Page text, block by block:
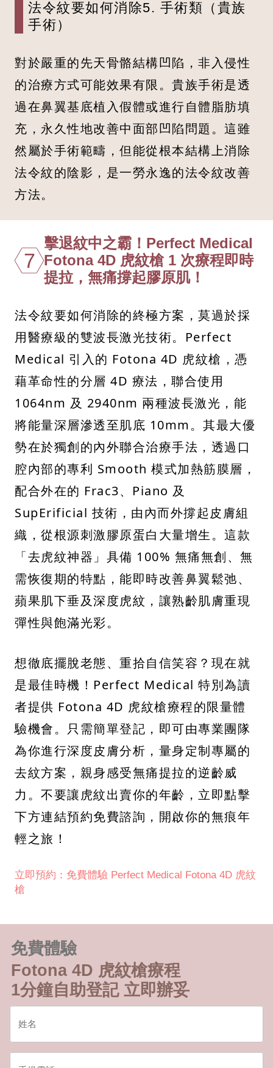
法令紋要如何消除5. 手術類（貴族
手術）
對於嚴重的先天骨骼結構凹陷，非入侵性
的治療方式可能效果有限。貴族手術是透
過在鼻翼基底植入假體或進行自體脂肪填
充，永久性地改善中面部凹陷問題。這雖
然屬於手術範疇，但能從根本結構上消除
法令紋的陰影，是一勞永逸的法令紋改善
方法。
7
擊退紋中之霸！Perfect Medical
Fotona 4D 虎紋槍 1 次療程即時
提拉，無痛撐起膠原肌！
法令紋要如何消除的終極方案，莫過於採
用醫療級的雙波長激光技術。Perfect
Medical 引入的 Fotona 4D 虎紋槍，憑
藉革命性的分層 4D 療法，聯合使用
1064nm 及 2940nm 兩種波長激光，能
將能量深層滲透至肌底 10mm。其最大優
勢在於獨創的內外聯合治療手法，透過口
腔內部的專利 Smooth 模式加熱筋膜層，
配合外在的 Frac3、Piano 及
SupErificial 技術，由內而外撐起皮膚組
織，從根源刺激膠原蛋白大量增生。這款
「去虎紋神器」具備 100% 無痛無創、無
需恢復期的特點，能即時改善鼻翼鬆弛、
蘋果肌下垂及深度虎紋，讓熟齡肌膚重現
彈性與飽滿光彩。
想徹底擺脫老態、重拾自信笑容？現在就
是最佳時機！Perfect Medical 特別為讀
者提供 Fotona 4D 虎紋槍療程的限量體
驗機會。只需簡單登記，即可由專業團隊
為你進行深度皮膚分析，量身定制專屬的
去紋方案，親身感受無痛提拉的逆齡威
力。不要讓虎紋出賣你的年齡，立即點擊
下方連結預約免費諮詢，開啟你的無痕年
輕之旅！
立即預約：免費體驗 Perfect Medical Fotona 4D 虎紋
槍
免費體驗
Fotona 4D 虎紋槍療程
1分鐘自助登記 立即辦妥